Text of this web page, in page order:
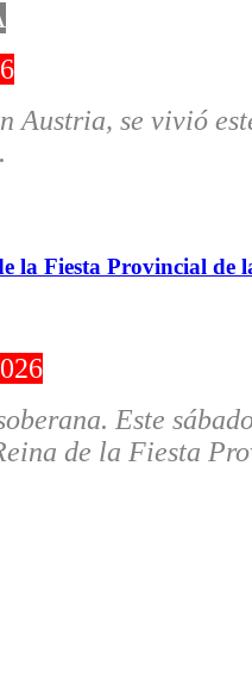
Austria, se vivió
la Fiesta Provincial de
Este
de la Fiesta